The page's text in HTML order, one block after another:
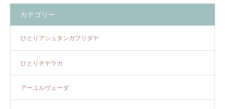
カテゴリー
ひとりアシュタンガフリダヤ
ひとりチヤラカ
アーユルヴェーダ